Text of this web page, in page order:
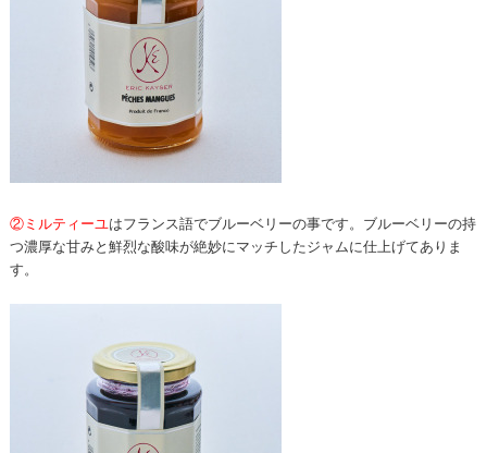
②ミルティーユはフランス語でブルーベリーの事です。ブルーベリーの持
つ濃厚な甘みと鮮烈な酸味が絶妙にマッチしたジャムに仕上げてありま
す。